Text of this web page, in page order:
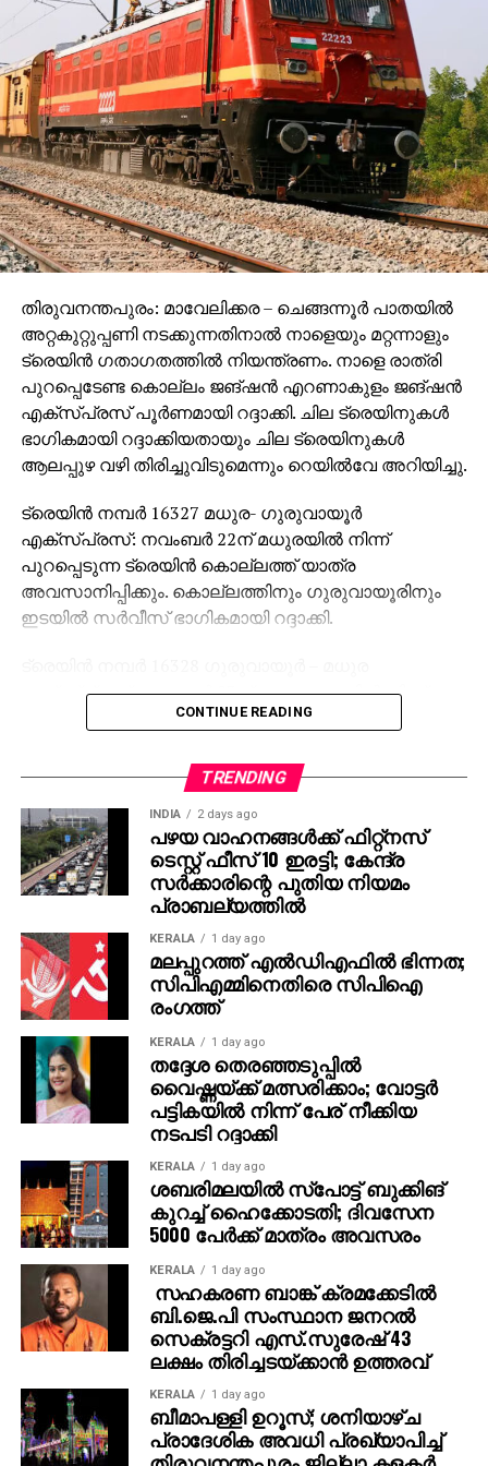
പ്രതിയായ മുന്‍ ദേവസ്വം ബോര്‍ഡ് അധ്യക്ഷന്‍ എന്‍
വാസുവിനെ കസ്റ്റഡിയില്‍ വാങ്ങിയിട്ടുണ്ട്. ഇരുവരെയും
ഒരുമിച്ചിരുത്തിയായിരുന്നു ചോദ്യം ചെയ്യല്‍.
പത്മകുമാറിന്റെ അറിവോടെയാണഅ ശബരിമലയിലെ
സ്വര്‍ണക്കൊള്ളയെന്നാണ് പ്രത്യേക
അന്വേഷണസംഘത്തിന്റെ കണ്ടെത്തല്‍.
സ്‌പോണ്‍സര്‍ ഉണ്ണികൃഷ്ണന്‍ പോറ്റിക്ക് പത്മകുമാര്‍
എല്ലാ ഒത്താശയും നല്‍കിയെന്നും പത്മകുമാറിന്റെ
നിര്‍ദേശത്തിലാണ് മഹ്‌സറില്‍ ചെമ്പ് തകിടുകള്‍ എന്ന്
രേഖപ്പെടുത്തിയതെന്നും എസ്‌ഐടി കണ്ടെത്തി.
ഉണ്ണികൃഷ്ണന്‍ പോറ്റിയും പത്മകുമാറും തമ്മില്‍
സാമ്പത്തിക ഇടപാടുകള്‍ നടത്തിയിരുന്നുവെന്നും
പത്മകുമാറിന്റെ വീട്ടില്‍ വെച്ച് ഉണ്ണികൃഷ്ണന്‍
പോറ്റിയുമായി ചേര്‍ന്ന് ഗൂഢാലോചനകള്‍
നടന്നുവെന്നുമാണ് എസ്‌ഐടി നിഗമനം.
തിരുവനന്തപുരം: മാവേലിക്കര – ചെങ്ങന്നൂര്‍ പാതയില്‍
അറ്റകുറ്റുപ്പണി നടക്കുന്നതിനാല്‍ നാളെയും മറ്റന്നാളും
ട്രെയിന്‍ ഗതാഗതത്തില്‍ നിയന്ത്രണം. നാളെ രാത്രി
പുറപ്പെടേണ്ട കൊല്ലം ജങ്ഷന്‍ എറണാകുളം ജങ്ഷന്‍
എക്സ്പ്രസ് പൂര്‍ണമായി റദ്ദാക്കി. ചില ട്രെയിനുകള്‍
ഭാഗികമായി റദ്ദാക്കിയതായും ചില ട്രെയിനുകള്‍
ആലപ്പുഴ വഴി തിരിച്ചുവിടുമെന്നും റെയില്‍വേ അറിയിച്ചു.
ട്രെയിന്‍ നമ്പര്‍ 16327 മധുര- ഗുരുവായൂര്‍
എക്സ്പ്രസ്: നവംബര്‍ 22ന് മധുരയില്‍ നിന്ന്
പുറപ്പെടുന്ന ട്രെയിന്‍ കൊല്ലത്ത് യാത്ര
അവസാനിപ്പിക്കും. കൊല്ലത്തിനും ഗുരുവായൂരിനും
ഇടയില്‍ സര്‍വീസ് ഭാഗികമായി റദ്ദാക്കി.
എക്സ്പ്രസ്: നവംബര്‍ 23ന് ഗുരുവായൂരില്‍ നിന്ന്
പുറപ്പെടേണ്ട ട്രെയിന്‍ ഗുരുവായൂരിനും
കൊല്ലത്ത് നിന്ന് പകല്‍ 12.10-ന് മധുരയിലേക്ക് യാത്ര
ട്രെയിന്‍ നമ്പര്‍ 16366 നാഗര്‍കോവില്‍ – കോട്ടയം
എക്സ്പ്രസ്: നവംബര്‍ 22ന് നാഗര്‍കോവിലില്‍ നിന്ന്
പുറപ്പെടുന്ന ട്രെയിന്‍ കായംകുളം ജങ്ഷനില്‍ യാത്ര
കോട്ടയത്തിനും ഇടയില്‍ സര്‍വീസ് ഉണ്ടാകില്ല.
ട്രെയിന്‍ നമ്പര്‍ 12695 എംജിആര്‍ ചെന്നൈ സെന്‍ട്രല്‍
തിരുവനന്തപുരം സെന്‍ട്രല്‍ സൂപ്പര്‍ഫാസ്റ്റ്
എക്സ്പ്രസ്: നവംബര്‍ 21-ന് ചെന്നൈയില്‍ നിന്ന്
പുറപ്പെടുന്ന ട്രെയിന്‍ കോട്ടയത്ത് യാത്ര
അവസാനിപ്പിക്കും.
ട്രെയിന്‍ നമ്പര്‍ 12696 തിരുവനന്തപുരം സെന്‍ട്രല്‍
എംജിആര്‍ ചെന്നൈ സെന്‍ട്രല്‍ സൂപ്പര്‍ഫാസ്റ്റ്
എക്സ്പ്രസ്: നവംബര്‍ 22-ന് തിരുവനന്തപുരം
സെന്‍ട്രലില്‍ നിന്ന് പുറപ്പെടേണ്ട ട്രെയിന്‍
തിരുവനന്തപുരം സെന്‍ട്രലിനും കോട്ടയത്തിനും
ഇടയില്‍ ഭാഗികമായി റദ്ദാക്കി. ഇത് കോട്ടയത്ത് നിന്ന്
അതിന്റെ സമയക്രമം അനുസരിച്ച് രാത്രി 8.05-ന്
ചെന്നൈയിലേക്ക് യാത്ര പുറപ്പെടും.
നവംബര്‍ 22-ന് പുറപ്പെടേണ്ട 9 ട്രെയിനുകള്‍ ആലപ്പുഴ
വഴിയായിരിക്കും സര്‍വീസ് നടത്തുക. ഈ
CONTINUE READING
TRENDING
INDIA 2 days ago
പഴയ വാഹനങ്ങള്‍ക്ക് ഫിറ്റ്‌നസ്
ടെസ്റ്റ് ഫീസ് 10 ഇരട്ടി; കേന്ദ്ര
സര്‍ക്കാരിന്റെ പുതിയ നിയമം
പ്രാബല്യത്തില്‍
KERALA 1 day ago
മലപ്പുറത്ത് എല്‍ഡിഎഫില്‍ ഭിന്നത;
സിപിഎമ്മിനെതിരെ സിപിഐ
രംഗത്ത്
KERALA 1 day ago
തദ്ദേശ തെരഞ്ഞടുപ്പില്‍
വൈഷ്ണയ്ക്ക് മത്സരിക്കാം; വോട്ടര്‍
പട്ടികയില്‍ നിന്ന് പേര് നീക്കിയ
നടപടി റദ്ദാക്കി
KERALA 1 day ago
ശബരിമലയില്‍ സ്‌പോട്ട് ബുക്കിങ്
കുറച്ച് ഹൈക്കോടതി; ദിവസേന
5000 പേര്‍ക്ക് മാത്രം അവസരം
KERALA 1 day ago
സഹകരണ ബാങ്ക് ക്രമക്കേടില്‍
ബി.ജെ.പി സംസ്ഥാന ജനറല്‍
സെക്രട്ടറി എസ്.സുരേഷ് 43
ലക്ഷം തിരിച്ചടയ്ക്കാന്‍ ഉത്തരവ്
KERALA 1 day ago
ബീമാപള്ളി ഉറൂസ്; ശനിയാഴ്ച
പ്രാദേശിക അവധി പ്രഖ്യാപിച്ച്